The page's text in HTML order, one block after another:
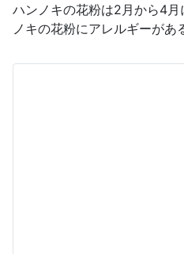
ハンノキの花粉は2月から4
ノキの花粉にアレルギーがあ